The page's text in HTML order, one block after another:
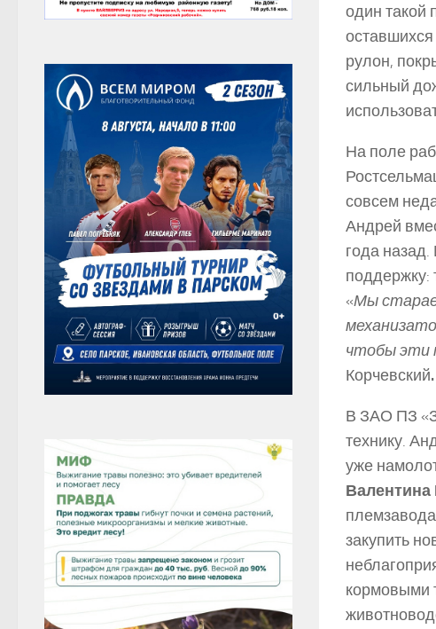
один такой
рулон,
сильный
На поле
совсем
Андрей
года
поддержку:
«Мы
чтобы эти
Корчевский.
В ЗАО ПЗ
технику.
уже
закупить
кормовыми